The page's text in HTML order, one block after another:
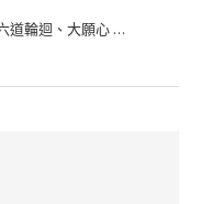
道輪迴、大願心 …